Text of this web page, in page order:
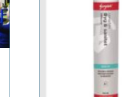
behagelige, end
var nye. Her